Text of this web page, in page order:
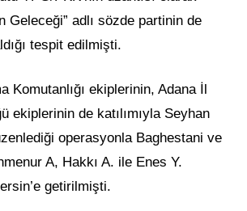
Geleceği” adlı sözde partinin de
tespit edilmişti.
Komutanlığı ekiplerinin, Adana İl
ekiplerinin de katılımıyla Seyhan
operasyonla Baghestani ve
A, Hakkı A. ile Enes Y.
getirilmişti.